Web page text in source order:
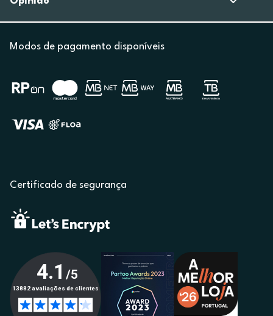
Modos de pagamento disponíveis
Certificado de segurança